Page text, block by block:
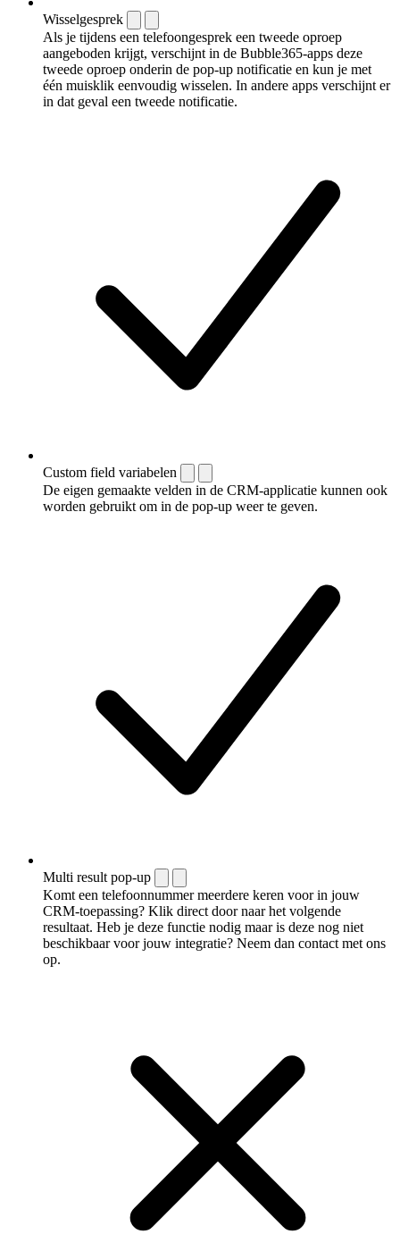
Wisselgesprek
Als je tijdens een telefoongesprek een tweede oproep
aangeboden krijgt, verschijnt in de Bubble365-apps deze
tweede oproep onderin de pop-up notificatie en kun je met
één muisklik eenvoudig wisselen. In andere apps verschijnt er
in dat geval een tweede notificatie.
Custom field variabelen
De eigen gemaakte velden in de CRM-applicatie kunnen ook
worden gebruikt om in de pop-up weer te geven.
Multi result pop-up
Komt een telefoonnummer meerdere keren voor in jouw
CRM-toepassing? Klik direct door naar het volgende
resultaat. Heb je deze functie nodig maar is deze nog niet
beschikbaar voor jouw integratie? Neem dan contact met ons
op.